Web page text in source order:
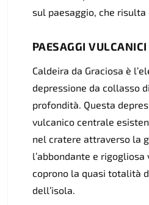
sul paesaggio, che risulta
PAESAGGI VULCANICI
Caldeira da Graciosa è
depressione da collasso
profondità. Questa
vulcanico centrale
nel cratere attraverso la
l’abbondante e
coprono la quasi totalità
dell’isola.